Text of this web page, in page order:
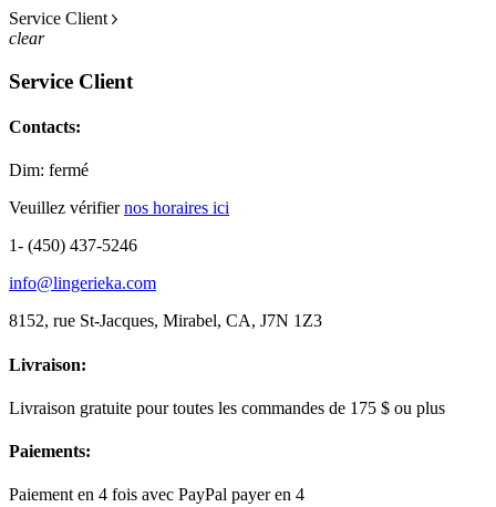
Service Client
clear
Service Client
Contacts:
Dim: fermé
Veuillez vérifiernos horaires ici
1- (450) 437-5246
info@lingerieka.com
8152, rue St-Jacques, Mirabel, CA, J7N 1Z3
Livraison:
Livraison gratuite pour toutes les commandes de 175 $ ou plus
Paiements:
Paiement en 4 fois avec PayPal payer en 4